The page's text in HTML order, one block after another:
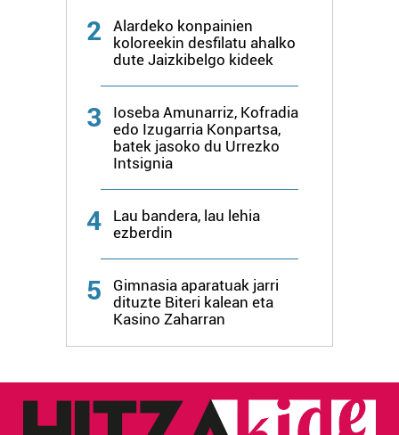
2
Alardeko konpainien
koloreekin desfilatu ahalko
dute Jaizkibelgo kideek
3
Ioseba Amunarriz, Kofradia
edo Izugarria Konpartsa,
batek jasoko du Urrezko
Intsignia
4
Lau bandera, lau lehia
ezberdin
5
Gimnasia aparatuak jarri
dituzte Biteri kalean eta
Kasino Zaharran